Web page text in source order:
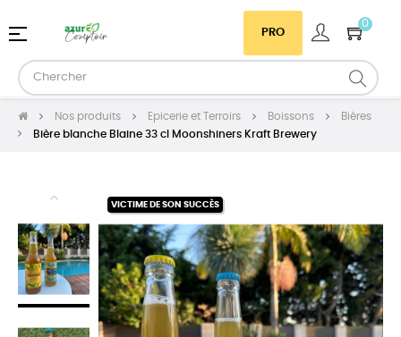
PRO
0
Basculer
navigation
☰
Nos produits Epicerie et Terroirs Boissons
Bières
Bière blanche Blaine 33 cl Moonshiners Kraft Brewery
VICTIME DE SON SUCCÈS